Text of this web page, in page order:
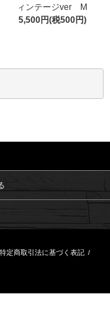
ィンテージver M
5,500円(税500円)
特定商取引法に基づく表記 /